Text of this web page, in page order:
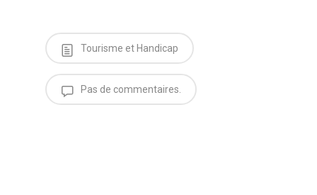
Tourisme et Handicap
Pas de commentaires.